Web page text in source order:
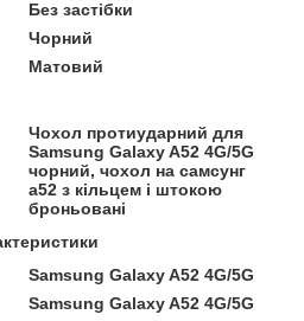
Без застібки
Чорний
Матовий
Чохол протиударний для
Samsung Galaxy A52 4G/5G
чорний, чохол на самсунг
а52 з кільцем і штокою
броньовані
Samsung Galaxy A52 4G/5G
Samsung Galaxy A52 4G/5G